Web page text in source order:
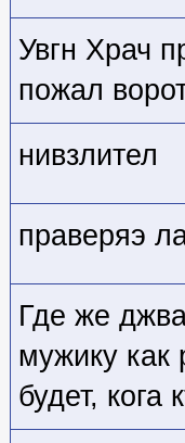
Увгн Храч
пожал
нивзлител
праверяэ
Где же
мужику как
будет,